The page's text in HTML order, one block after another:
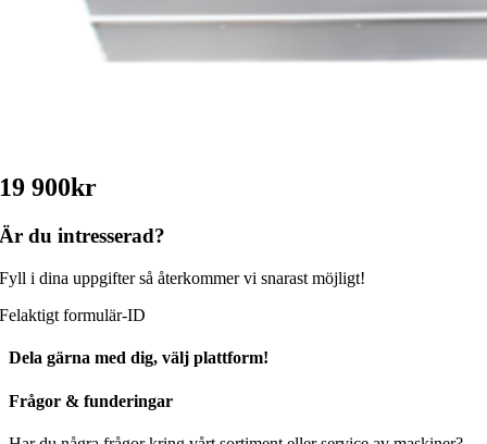
19 900kr
Är du intresserad?
Fyll i dina uppgifter så återkommer vi snarast möjligt!
Felaktigt formulär-ID
Dela gärna med dig, välj plattform!
Facebook
X
Reddit
LinkedIn
WhatsApp
Tumblr
Pinterest
Vk
Xing
E-
Frågor & funderingar